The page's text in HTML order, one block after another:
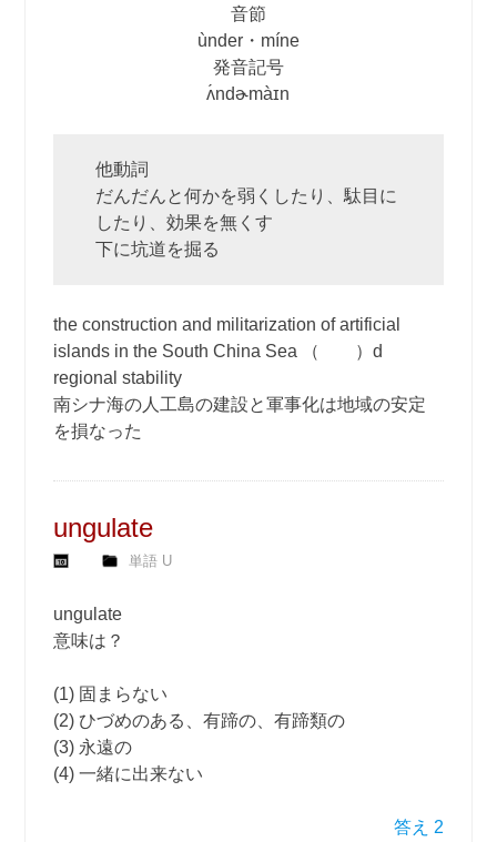
音節
ùnder・míne
発音記号
ʌ́ndɚmàɪn
他動詞
だんだんと何かを弱くしたり、駄目に
したり、効果を無くす
下に坑道を掘る
the construction and militarization of artificial
islands in the South China Sea （ ）d
regional stability
南シナ海の人工島の建設と軍事化は地域の安定
を損なった
ungulate
単語 U
ungulate
意味は？
(1) 固まらない
(2) ひづめのある、有蹄の、有蹄類の
(3) 永遠の
(4) 一緒に出来ない
答え 2